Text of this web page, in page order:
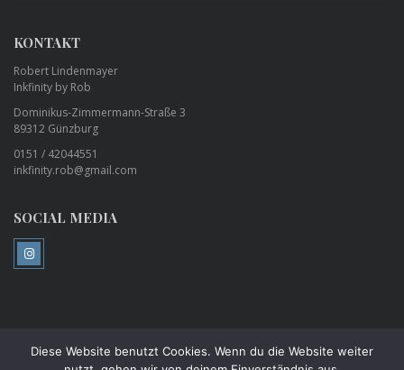
KONTAKT
Robert Lindenmayer
Inkfinity by Rob
Dominikus-Zimmermann-Straße 3
89312 Günzburg
0151 / 42044551
inkfinity.rob@gmail.com
SOCIAL MEDIA
Inkfinity by Rob Tattoo Studio - Piercing Studio - Günzburg All Rights
Diese Website benutzt Cookies. Wenn du die Website weiter